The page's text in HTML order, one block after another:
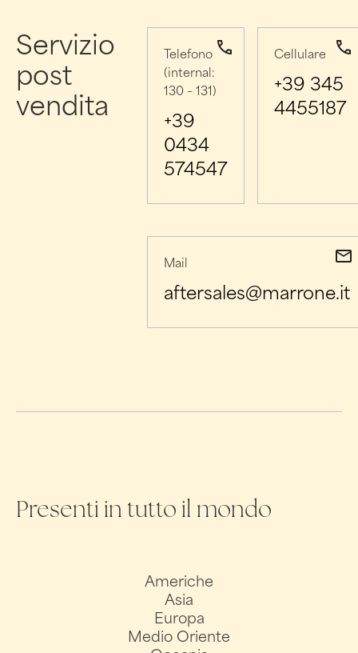
Servizio
post
vendita
Telefono
(internal:
130 – 131)
+39
0434
574547
Cellulare
+39 345
4455187
Mail
aftersales@marrone.it
Presenti in tutto il mondo
Americhe
Asia
Europa
Medio Oriente